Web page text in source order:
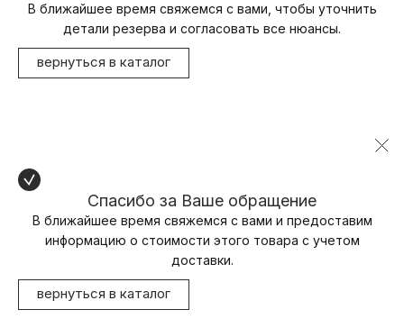
В ближайшее время свяжемся с вами, чтобы уточнить
детали резерва и согласовать все нюансы.
вернуться в каталог
Спасибо за Ваше обращение
В ближайшее время свяжемся с вами и предоставим
информацию о стоимости этого товара с учетом
доставки.
вернуться в каталог